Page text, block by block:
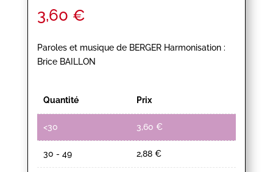
3,60 €
Paroles et musique de BERGER Harmonisation :
Brice BAILLON
Quantité Prix
<30 3,60 €
30 - 49 2,88 €